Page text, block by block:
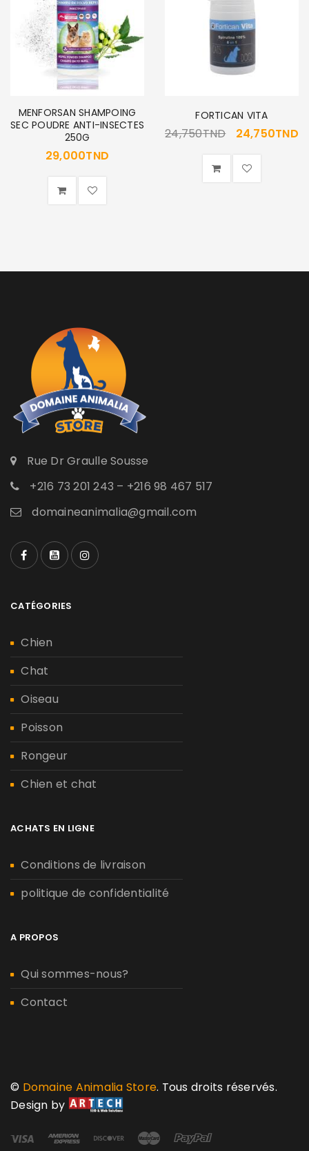
MENFORSAN SHAMPOING
SEC POUDRE ANTI-INSECTES
250G
29,000TND
FORTICAN VITA
24,750TND 24,750TND
Rue Dr Graulle Sousse
+216 73 201 243 – +216 98 467 517
domaineanimalia@gmail.com
CATÉGORIES
Chien
Chat
Oiseau
Poisson
Rongeur
Chien et chat
ACHATS EN LIGNE
Conditions de livraison
politique de confidentialité
A PROPOS
Qui sommes-nous?
Contact
© Domaine Animalia Store. Tous droits réservés.
Design by